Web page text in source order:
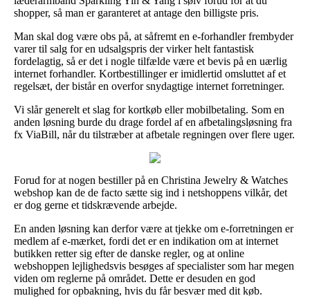
shopper, så man er garanteret at antage den billigste pris.
Man skal dog være obs på, at såfremt en e-forhandler frembyder
varer til salg for en udsalgspris der virker helt fantastisk
fordelagtig, så er det i nogle tilfælde være et bevis på en uærlig
internet forhandler. Kortbestillinger er imidlertid omsluttet af et
regelsæt, der bistår en overfor snydagtige internet forretninger.
Vi slår generelt et slag for kortkøb eller mobilbetaling. Som en
anden løsning burde du drage fordel af en afbetalingsløsning fra
fx ViaBill, når du tilstræber at afbetale regningen over flere uger.
Forud for at nogen bestiller på en Christina Jewelry & Watches
webshop kan de de facto sætte sig ind i netshoppens vilkår, det
er dog gerne et tidskrævende arbejde.
En anden løsning kan derfor være at tjekke om e-forretningen er
medlem af e-mærket, fordi det er en indikation om at internet
butikken retter sig efter de danske regler, og at online
webshoppen lejlighedsvis besøges af specialister som har megen
viden om reglerne på området. Dette er desuden en god
mulighed for opbakning, hvis du får besvær med dit køb.